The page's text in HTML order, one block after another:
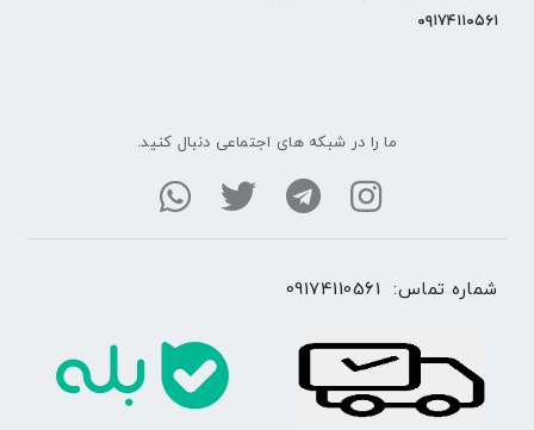
۰۹۱۷۴۱۱۰۵۶۱
ما را در شبکه های اجتماعی دنبال کنید.
شماره تماس: 09174110561